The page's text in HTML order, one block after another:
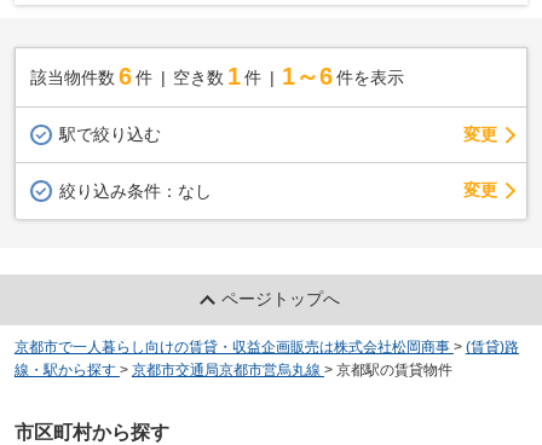
該当物件数 6件 空き数 1 件 1～6 件を表示
駅で絞り込む 変更
絞り込み条件： なし 変更
ページトップへ
京都市で一人暮らし向けの賃貸・収益企画販売は株式会社松岡商事 > (賃貸)路
線・駅から探す > 京都市交通局京都市営烏丸線 > 京都駅の賃貸物件
市区町村から探す